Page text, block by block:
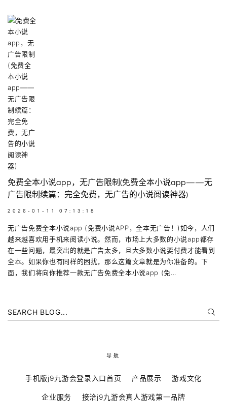
免费全本小说app，无广告限制(免费全本小说app——无
广告限制续篇：完全免费，无广告的小说阅读神器)
2026-01-11 07:13:18
无广告免费全本小说app (免费小说APP，全本无广告！)如今，人们
越来越喜欢用手机来阅读小说。然而，市场上大多数的小说app都存
在一些问题，最突出的就是广告太多，且大多数小说要付费才能看到
全本。如果你也有同样的困扰，那么这篇文章就是为你准备的。下
面，我们将向你推荐一款无广告免费全本小说app (免...
SEARCH BLOG...
导航
手机版j9九游会登录入口首页 产品展示 游戏文化
企业服务 接洽j9九游会真人游戏第一品牌